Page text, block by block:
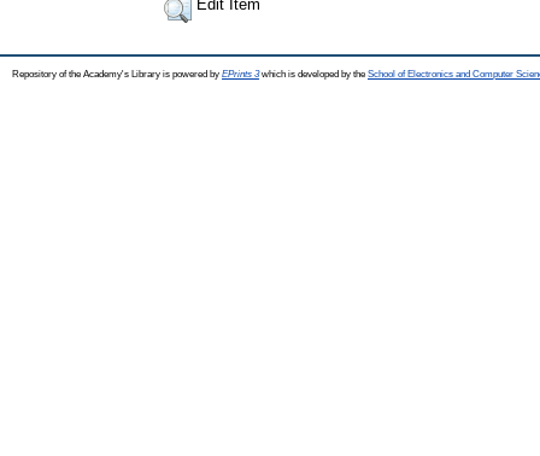
Edit Item
Repository of the Academy's Library is powered by EPrints 3which is developed by the School of Electronics and Computer